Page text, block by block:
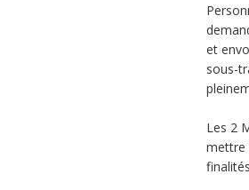
et
sous-
Les 2
mettre